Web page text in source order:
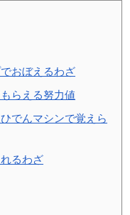
おぼえるわざ
らえる努力値
でんマシンで覚えら
るわざ